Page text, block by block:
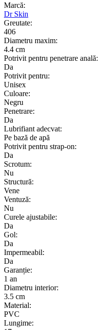
Marcă:
Dr Skin
Greutate:
406
Diametru maxim:
4.4 cm
Potrivit pentru penetrare anală:
Da
Potrivit pentru:
Unisex
Culoare:
Negru
Penetrare:
Da
Lubrifiant adecvat:
Pe bază de apă
Potrivit pentru strap-on:
Da
Scrotum:
Nu
Structură:
Vene
Ventuză:
Nu
Curele ajustabile:
Da
Gol:
Da
Impermeabil:
Da
Garanție:
1 an
Diametru interior:
3.5 cm
Material:
PVC
Lungime: